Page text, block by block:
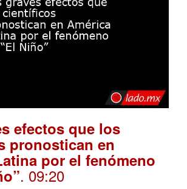
efectos que los
pronostican en
por el fenómeno
. 09:20